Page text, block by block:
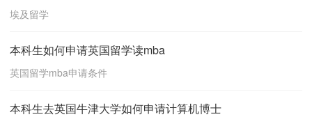
埃及留学
本科生如何申请英国留学读mba
英国留学mba申请条件
本科生去英国牛津大学如何申请计算机博士